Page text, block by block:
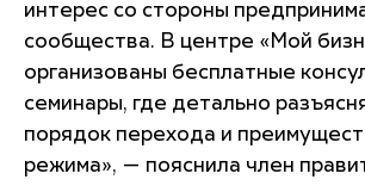
интерес со стороны
сообщества. В центре «Мой
организованы бесплатные
семинары, где детально
порядок перехода и
режима», — пояснила член